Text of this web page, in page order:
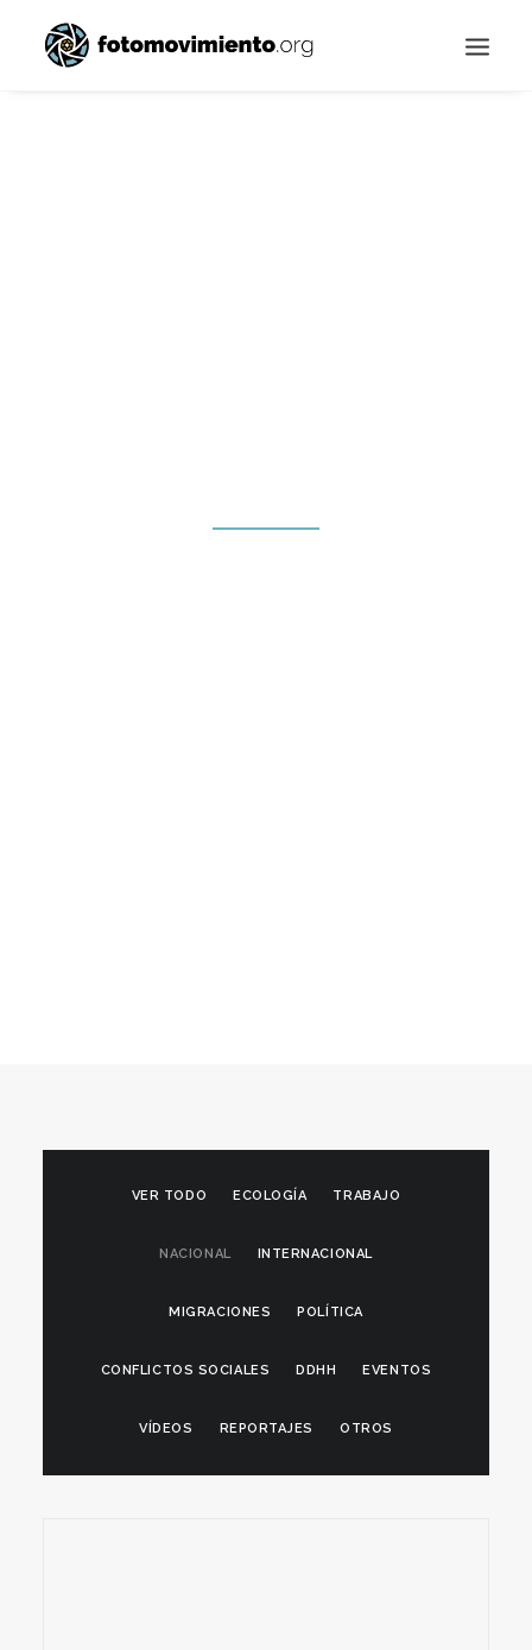
VER TODO ECOLOGÍA TRABAJO
NACIONAL INTERNACIONAL
MIGRACIONES POLÍTICA
CONFLICTOS SOCIALES DDHH EVENTOS
VÍDEOS REPORTAJES OTROS